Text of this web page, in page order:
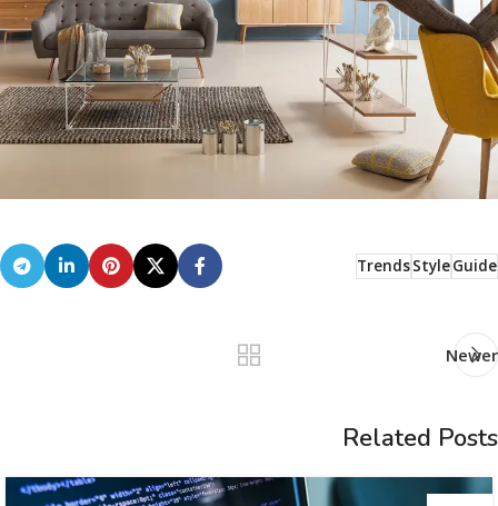
Guide
Style
Trends
Newer
Related Posts